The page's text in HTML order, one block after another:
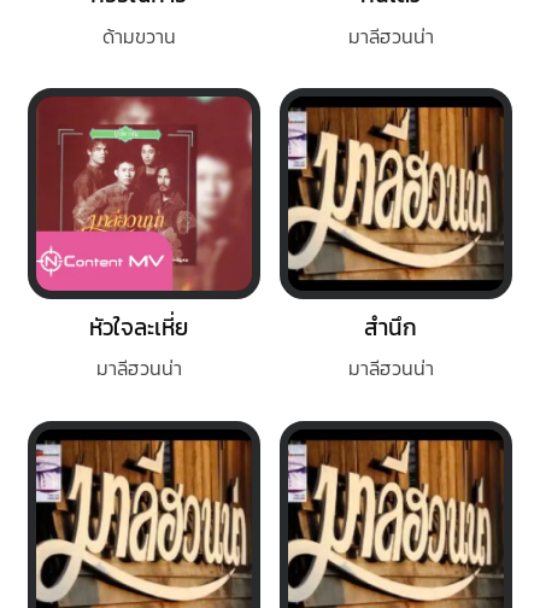
ด้ามขวาน มาลีฮวนน่า
หัวใจละเหี่ย
มาลีฮวนน่า
สำนึก
มาลีฮวนน่า